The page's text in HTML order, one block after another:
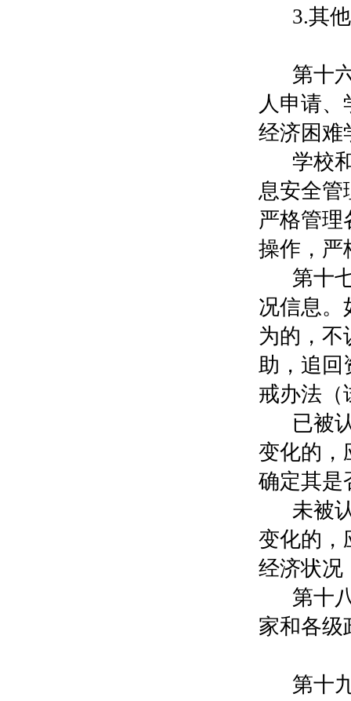
3.其
第十
人申请
经济困难
学校
息安全管
严格管理
操作，严
第十
况信息。
为的，不
助，追回
戒办法（
已被
变化的，
确定其是
未被
变化的，
经济状况
第十
家和各级
第十